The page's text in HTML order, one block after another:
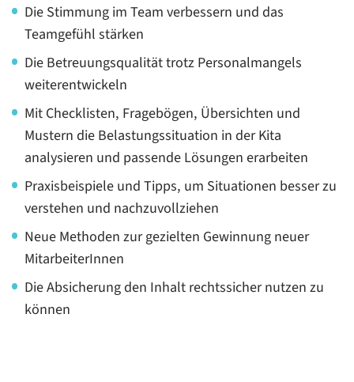
Die Stimmung im Team verbessern und das
Teamgefühl stärken
Die Betreuungsqualität trotz Personalmangels
weiterentwickeln
Mit Checklisten, Fragebögen, Übersichten und
Mustern die Belastungssituation in der Kita
analysieren und passende Lösungen erarbeiten
Praxisbeispiele und Tipps, um Situationen besser zu
verstehen und nachzuvollziehen
Neue Methoden zur gezielten Gewinnung neuer
MitarbeiterInnen
Die Absicherung den Inhalt rechtssicher nutzen zu
können